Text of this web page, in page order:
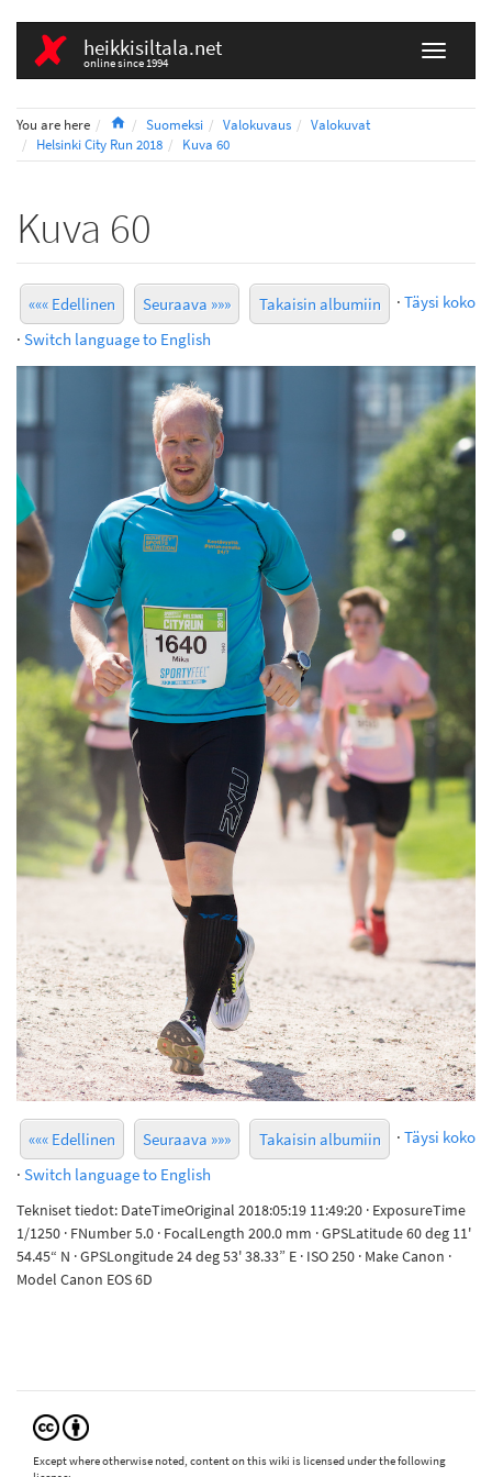
heikkisiltala.net
online since 1994
You are here HomeSuomeksi Valokuvaus
Valokuvat
Helsinki City Run 2018
Kuva 60
Kuva 60
««« Edellinen Seuraava »»» Takaisin albumiin · Täysi koko
· Switch language to English
««« Edellinen Seuraava »»» Takaisin albumiin · Täysi koko
· Switch language to English
Tekniset tiedot: DateTimeOriginal 2018:05:19 11:49:20 · ExposureTime
1/1250 · FNumber 5.0 · FocalLength 200.0 mm · GPSLatitude 60 deg 11'
54.45“ N · GPSLongitude 24 deg 53' 38.33” E · ISO 250 · Make Canon ·
Model Canon EOS 6D
Except where otherwise noted, content on this wiki is licensed under the following